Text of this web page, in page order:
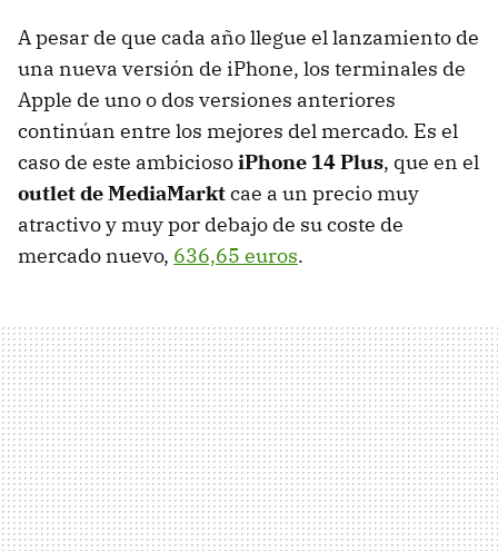
A pesar de que cada año llegue el lanzamiento de
una nueva versión de iPhone, los terminales de
Apple de uno o dos versiones anteriores
continúan entre los mejores del mercado. Es el
caso de este ambiciosoiPhone 14 Plus, que en el
outlet de MediaMarktcae a un precio muy
atractivo y muy por debajo de su coste de
mercado nuevo, 636,65 euros.